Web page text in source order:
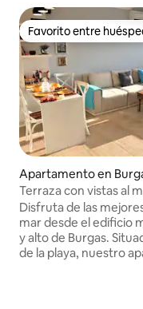
Favorito entre
Favorito entre
Apartamento en
Terraza con vistas al
céntrico de lujo a 200
Disfruta de las
mar desde el edificio
y alto de Burgas.
de la playa, nuestro